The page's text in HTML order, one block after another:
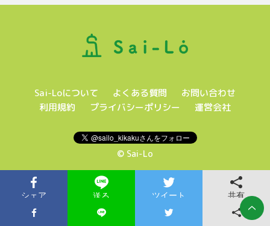
Sai-Loについて よくある質問
お問い合わせ
利用規約
プライバシーポリシー 運営会社
© Sai-Lo
シェア 送る ツイート 共有